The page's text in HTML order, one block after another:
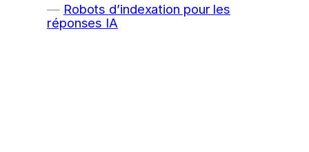
Robots d’indexation pour les
réponses IA